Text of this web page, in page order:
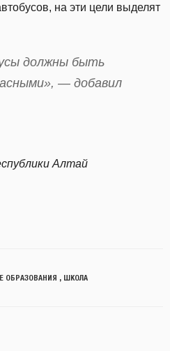
на эти цели выделят
должны быть
— добавил
Алтай
ОБРАЗОВАНИЯ , ШКОЛА